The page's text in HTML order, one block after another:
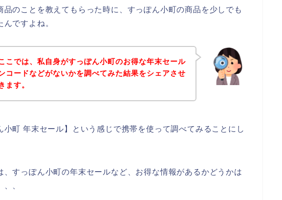
品のことを教えてもらった時に、すっぽん小町の商品を少しでも
ですよね。
こでは、私自身がすっぽん小町のお得な年末セール
コードなどがないかを調べてみた結果をシェアさせ
ます。
小町 年末セール】という感じで携帯を使って調べてみることにし
、すっぽん小町の年末セールなど、お得な情報があるかどうかは
、